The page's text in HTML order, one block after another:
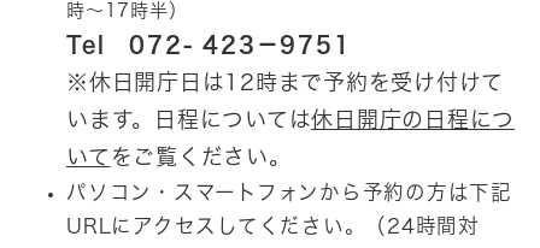
時～17時半）
Tel 072- 423－9751
※休日開庁日は12時まで予約を受け付けて
います。日程については休日開庁の日程につ
いて をご覧ください。
パソコン・スマートフォンから予約の方は下記
URLにアクセスしてください。（24時間対